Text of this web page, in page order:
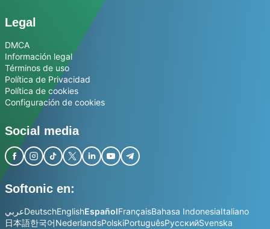
Legal
DMCA
Información legal
Términos de uso
Política de Privacidad
Política de cookies
Configuración de cookies
Social media
Softonic en:
عربيDeutschEnglishEspañolFrançaisBahasa IndonesiaItaliano
日本語한국어NederlandsPolskiPortuguêsРусскийSvenska